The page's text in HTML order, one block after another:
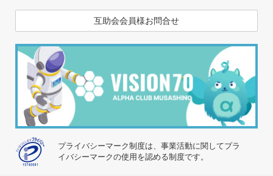
互助会会員様お問合せ
プライバシーマーク制度は、事業活動に関してプラ
イバシーマークの使用を認める制度です。